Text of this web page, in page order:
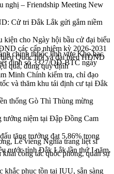
nghị – Friendship Meeting New
Cử tri Đắk Lắk gửi gắm niềm
kiện cho Ngày hội bầu cử đại biểu
các cấp nhiệm kỳ 2026-2031
Quốc hội và đại biểu HĐND
quả, đúng quy định
Minh Chính kiểm tra, chỉ đạo
và thăm khu tái định cư tại Đắk
thống Gò Thì Thùng mừng
tưởng niệm tại Đập Đồng Cam
tăng trưởng đạt 5,86% trong
công tác quốc phòng, quân sự
phục tồn tại IUU, sẵn sàng
chính thuộc lĩnh vực Kho bạc
định số 3327/QĐ-BTC ngày
Lễ viếng Nghĩa trang liệt sĩ
nước tỉnh Đắk Lắk lần thứ I năm